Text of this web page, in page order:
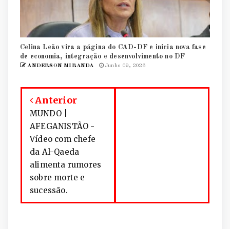
Celina Leão vira a página do CAD-DF e inicia nova fase
de economia, integração e desenvolvimento no DF
ANDERSON MIRANDA Junho 09, 2026
Anterior
MUNDO |
AFEGANISTÃO -
Vídeo com chefe
da Al-Qaeda
alimenta rumores
sobre morte e
sucessão.